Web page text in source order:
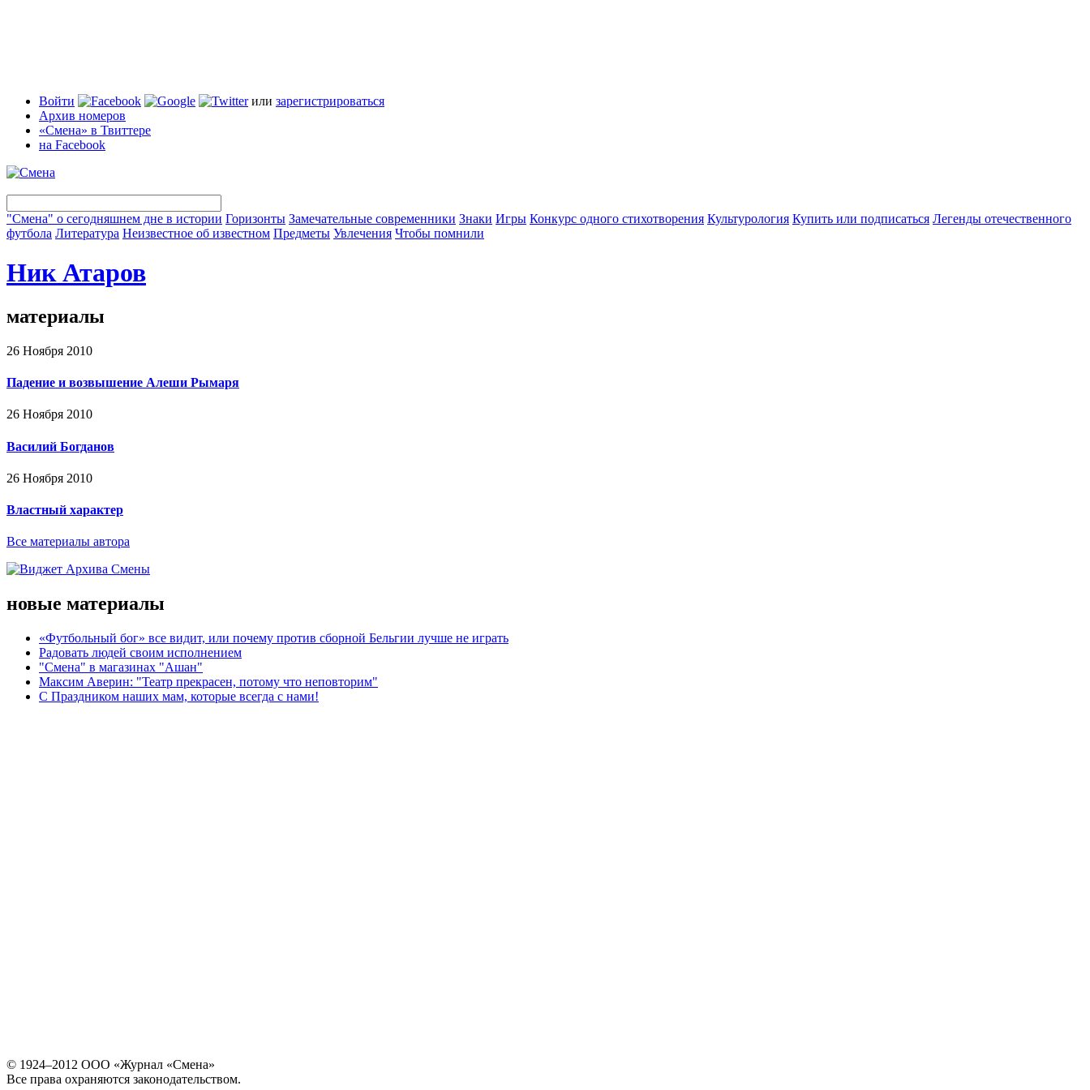
Войти или зарегистрироваться
Архив номеров
«Смена» в Твиттере
на Facebook
"Смена" о сегодняшнем дне в истории Горизонты Замечательные современники Знаки Игры Конкурс одного стихотворения Культурология Купить или подписаться Легенды отечественного
футбола Литература Неизвестное об известном Предметы Увлечения Чтобы помнили
Ник Атаров
материалы
26 Ноября 2010
Падение и возвышение Алеши Рымаря
26 Ноября 2010
Василий Богданов
26 Ноября 2010
Властный характер
Все материалы автора
новые материалы
«Футбольный бог» все видит, или почему против сборной Бельгии лучше не играть
Радовать людей своим исполнением
"Смена" в магазинах "Ашан"
Максим Аверин: "Театр прекрасен, потому что неповторим"
С Праздником наших мам, которые всегда с нами!
© 1924–2012 ООО «Журнал «Смена»
Все права охраняются законодательством.